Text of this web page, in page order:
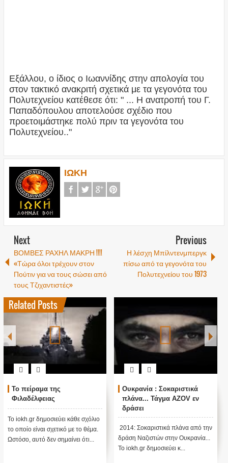
Εξάλλου, ο ίδιος ο Ιωαννίδης στην απολογία του
στον τακτικό ανακριτή σχετικά με τα γεγονότα του
Πολυτεχνείου κατέθεσε ότι: " ... Η ανατροπή του Γ.
Παπαδόπουλου αποτελούσε σχέδιο που
προετοιμάστηκε πολύ πριν τα γεγονότα του
Πολυτεχνείου.."
ΙΩΚΗ
Next
ΒΟΜΒΕΣ ΡΑΧΗΛ ΜΑΚΡΗ !!!!
«Τώρα όλοι τρέχουν στον
Πούτιν για να τους σώσει από
τους Τζιχαντιστές»
Previous
Η λέσχη Μπίλντενμπεργκ
πίσω από τα γεγονότα του
Πολυτεχνείου του 1973
Related Posts
Το πείραμα της
Φιλαδέλφειας
Το iokh.gr δημοσιεύει κάθε σχόλιο
το οποίο είναι σχετικό με το θέμα.
Ωστόσο, αυτό δεν σημαίνει ότι...
Ουκρανία : Σοκαριστικά
πλάνα... Τάγμα AZOV εν
δράσει
2014: Σοκαριστικά πλάνα από την
δράση Ναζιστών στην Ουκρανία...
Το iokh.gr δημοσιεύει κ...